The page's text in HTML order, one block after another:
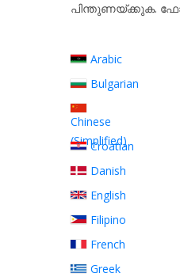
പിന്തുണയ്ക്കുക.
Arabic
Bulgarian
Chinese
(Simplified)
Croatian
Danish
English
Filipino
French
Greek